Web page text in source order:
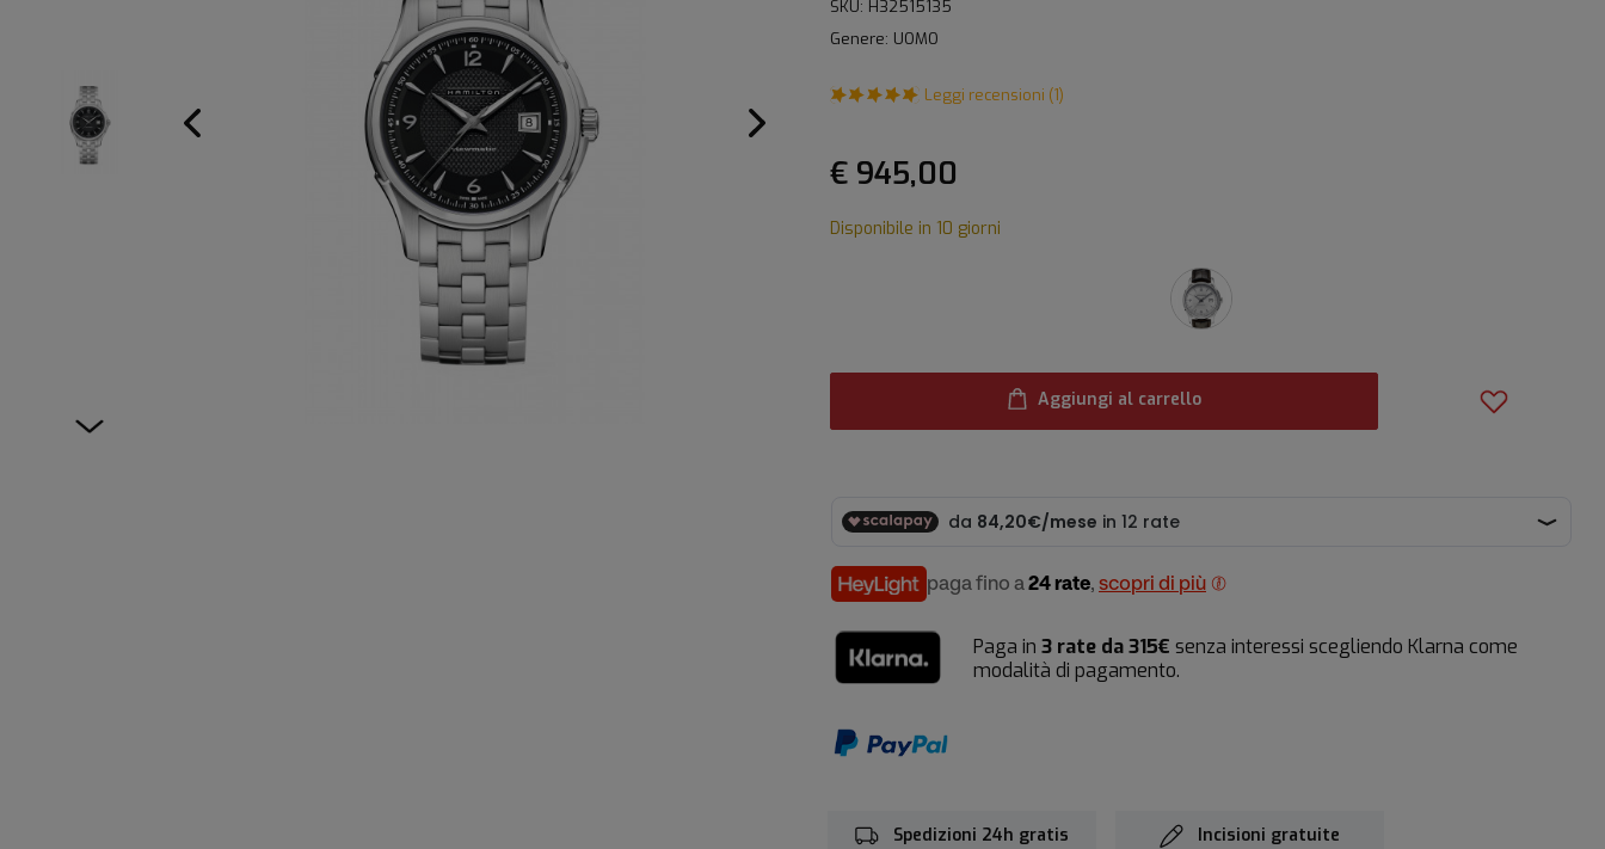
SKU: H32515135
Genere: UOMO
Leggi recensioni (1)
€ 945,00
Disponibile in 10 giorni
Aggiungi al carrello
paga fino a 24 rate, scopri di più
Paga in 3 rate da 315€ senza interessi scegliendo Klarna come
modalità di pagamento.
Spedizioni 24h gratis Incisioni gratuite